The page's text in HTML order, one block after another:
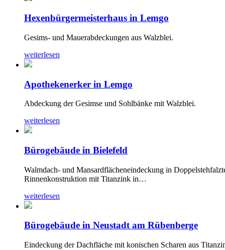
Hexenbürgermeisterhaus in Lemgo
Gesims- und Mauerabdeckungen aus Walzblei.
weiterlesen
Apothekenerker in Lemgo
Abdeckung der Gesimse und Sohlbänke mit Walzblei.
weiterlesen
Bürogebäude in Bielefeld
Walmdach- und Mansardflächeneindeckung in
Rinnenkonstruktion mit Titanzink in…
weiterlesen
Bürogebäude in Neustadt am Rübenberge
Eindeckung der Dachfläche mit konischen Scharen aus